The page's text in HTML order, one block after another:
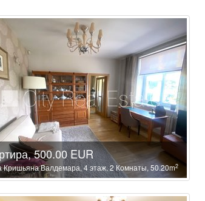
500.00 EUR
Кришьяна Валдемара, 4 этаж, 2 Комнаты, 50.20m2